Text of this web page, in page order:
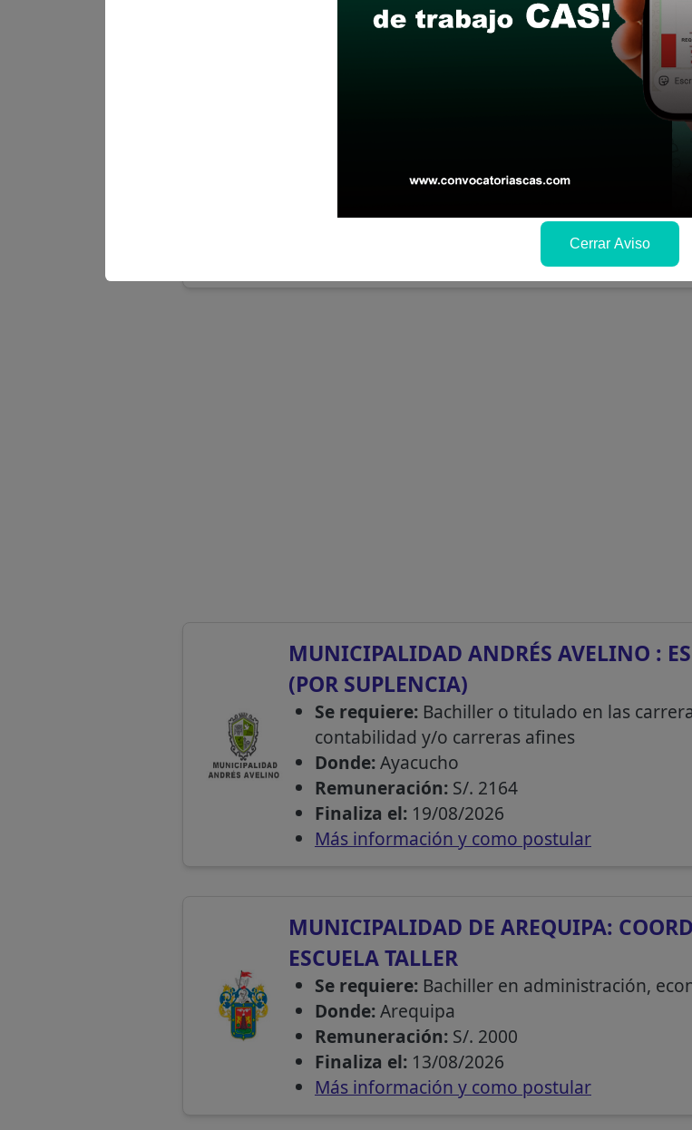
MUNICIPALIDAD DE QUELLOUNO:
Bachiller y/o Titulo
Contabilidad, Economía, Ingeniería de
Cusco
Más información y como postular
MUNICIPALIDAD ANDRÉS AVELINO :
(POR SUPLENCIA)
Se requiere: Bachiller o titulado en las
contabilidad y/o carreras afines
Donde:Ayacucho
Remuneración: S/. 2164
Finaliza el: 19/08/2026
Más información y como postular
MUNICIPALIDAD DE AREQUIPA:
ESCUELA TALLER
Se requiere: Bachiller en administración,
Donde:Arequipa
Remuneración: S/. 2000
Finaliza el: 13/08/2026
Más información y como postular
Cerrar Aviso